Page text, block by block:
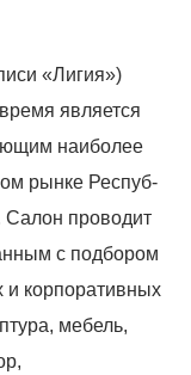
«Лигия»)
является
наиболее
рынке Респуб­
Салон проводит
с подбором
и корпоративных
мебель,